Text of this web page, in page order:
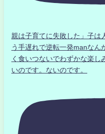
親は子育てに失敗した」子は
う手遅れで逆転一発manなん
く食いつないでわずかな楽し
いのです。ないのです。